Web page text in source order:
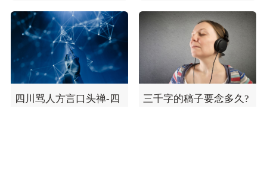
四川骂人方言口头禅-四
三千字的稿子要念多久?